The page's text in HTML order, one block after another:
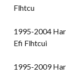
Flhtcu
1995-2004
Efi Flhtcui
1995-2009